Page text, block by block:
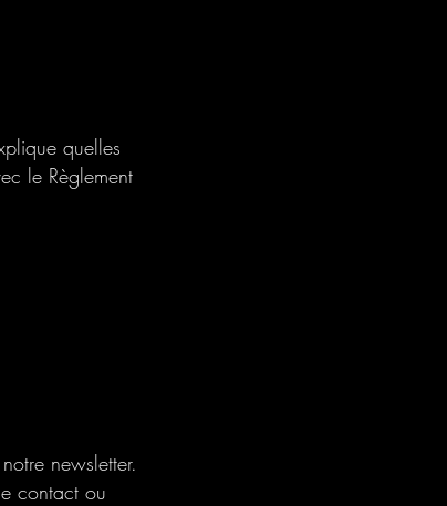
quelles
le Règlement
newsletter.
contact ou